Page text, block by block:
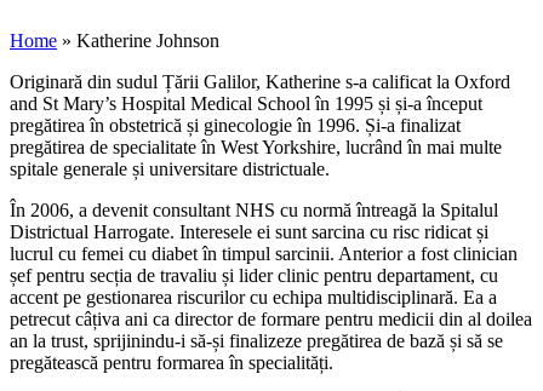
Home » Katherine Johnson
Originară din sudul Țării Galilor, Katherine s-a calificat la Oxford
and St Mary’s Hospital Medical School în 1995 și și-a început
pregătirea în obstetrică și ginecologie în 1996. Și-a finalizat
pregătirea de specialitate în West Yorkshire, lucrând în mai multe
spitale generale și universitare districtuale.
În 2006, a devenit consultant NHS cu normă întreagă la Spitalul
Districtual Harrogate. Interesele ei sunt sarcina cu risc ridicat și
lucrul cu femei cu diabet în timpul sarcinii. Anterior a fost clinician
șef pentru secția de travaliu și lider clinic pentru departament, cu
accent pe gestionarea riscurilor cu echipa multidisciplinară. Ea a
petrecut câțiva ani ca director de formare pentru medicii din al doilea
an la trust, sprijinindu-i să-și finalizeze pregătirea de bază și să se
pregătească pentru formarea în specialități.